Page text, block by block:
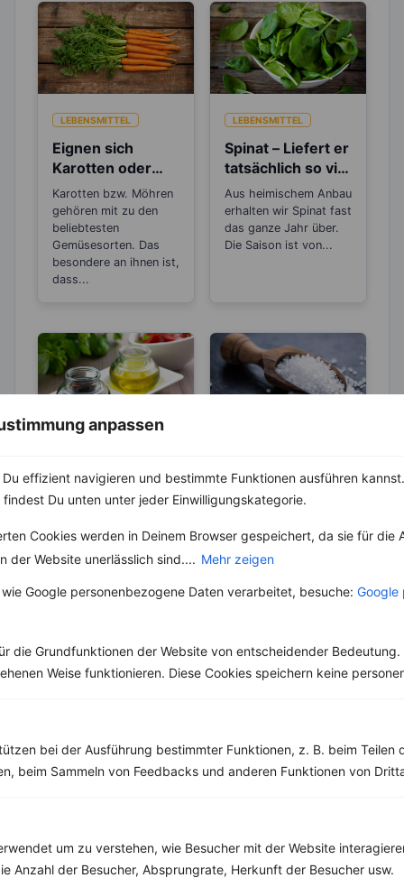
anpassen
effizient navigieren und bestimmte Funktionen ausführen
Du unten unter jeder Einwilligungskategorie.
Cookies werden in Deinem Browser gespeichert, da sie für die
der Website unerlässlich sind.... Mehr zeigen
Google personenbezogene Daten verarbeitet, besuche: Google
die Grundfunktionen der Website von entscheidender Bedeutung.
Weise funktionieren. Diese Cookies speichern keine
bei der Ausführung bestimmter Funktionen, z. B. beim Teilen
beim Sammeln von Feedbacks und anderen Funktionen von
um zu verstehen, wie Besucher mit der Website
Anzahl der Besucher, Absprungrate, Herkunft der Besucher usw.
LEBENSMITTEL
Eignen sich
Karotten oder
Möhren zum
Abnehmen?
Karotten bzw. Möhren
gehören mit zu den
beliebtesten
Gemüsesorten. Das
besondere an ihnen ist,
dass...
LEBENSMITTEL
Spinat – Liefert er
tatsächlich so viel
Eisen?
Aus heimischem Anbau
erhalten wir Spinat fast
das ganze Jahr über.
Die Saison ist von...
Kennst du die
Unterschiede
Essig?
oder „Balsamico“ leitet
sich vom lateinischen
das ursprünglich
KRÄUTER & GEWÜRZE
Salz – Die
lebenswichtiger Stoff
nicht mehr weg zu
‹ ›
Fett:12 g
Eiweiß:8 g